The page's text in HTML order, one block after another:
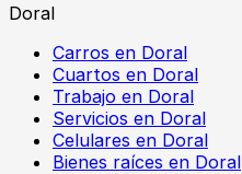
Doral
Carros en Doral
Cuartos en Doral
Trabajo en Doral
Servicios en Doral
Celulares en Doral
Bienes raíces en Doral